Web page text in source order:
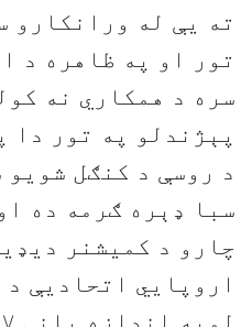
ته یې له ورانکارو
تور او په ظاهره د
سره د همکاري نه
پېژندلو په تور دا
د روسې د کنګل
سبا ډېره ګرمه ده
چارو د کمیشنر
اروپايي اتحادیې